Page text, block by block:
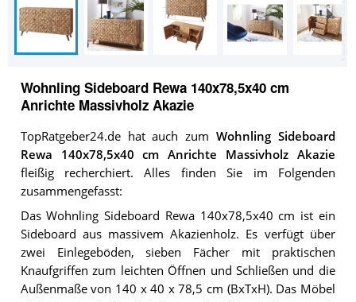
Wohnling Sideboard Rewa 140x78,5x40 cm
Anrichte Massivholz Akazie
TopRatgeber24.de hat auch zumWohnling Sideboard
Rewa 140x78,5x40 cm Anrichte Massivholz Akazie
fleißig recherchiert. Alles finden Sie im Folgenden
zusammengefasst:
Das Wohnling Sideboard Rewa 140x78,5x40 cm ist ein
Sideboard aus massivem Akazienholz. Es verfügt über
zwei Einlegeböden, sieben Fächer mit praktischen
Knaufgriffen zum leichten Öffnen und Schließen und die
Außenmaße von 140 x 40 x 78,5 cm (BxTxH). Das Möbel